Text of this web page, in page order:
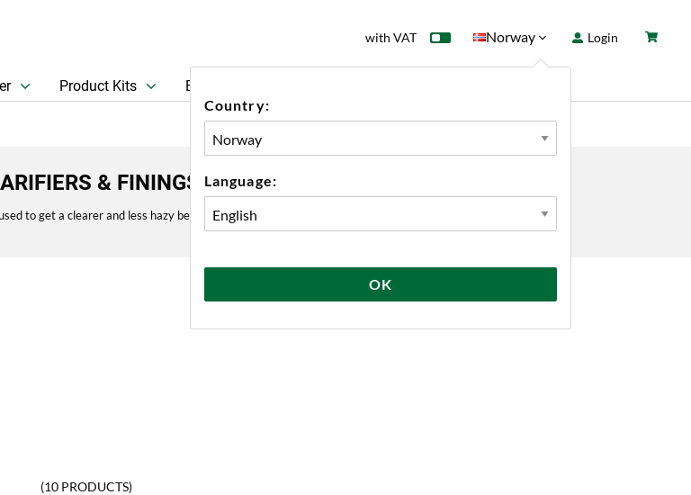
with VAT Norway
Country:
Language:
OK
Login
Product Kits Beer
& FININGS
to get a clearer and less hazy beer after fermentation.
(10 PRODUCTS)